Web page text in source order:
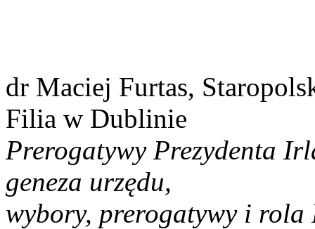
dr Maciej Furtas,
Filia w Dublinie
Prerogatywy Prezydenta
geneza urzędu,
wybory, prerogatywy i rola